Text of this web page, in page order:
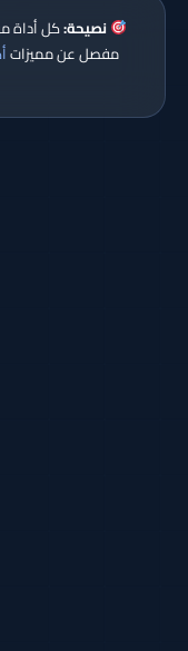
نصيحة:كل أداة
مفصل عن مميزات